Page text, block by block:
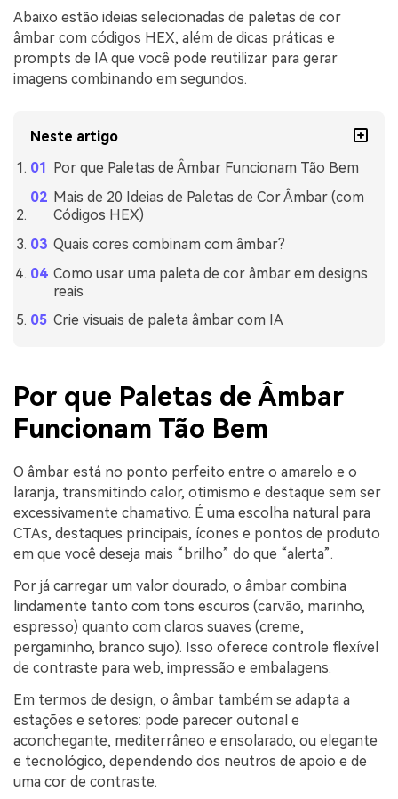
Abaixo estão ideias selecionadas de paletas de cor
âmbar com códigos HEX, além de dicas práticas e
prompts de IA que você pode reutilizar para gerar
imagens combinando em segundos.
Neste artigo
Por que Paletas de Âmbar Funcionam Tão Bem
Mais de 20 Ideias de Paletas de Cor Âmbar (com
Códigos HEX)
Quais cores combinam com âmbar?
Como usar uma paleta de cor âmbar em designs
reais
Crie visuais de paleta âmbar com IA
Por que Paletas de Âmbar
Funcionam Tão Bem
O âmbar está no ponto perfeito entre o amarelo e o
laranja, transmitindo calor, otimismo e destaque sem ser
excessivamente chamativo. É uma escolha natural para
CTAs, destaques principais, ícones e pontos de produto
em que você deseja mais “brilho” do que “alerta”.
Por já carregar um valor dourado, o âmbar combina
lindamente tanto com tons escuros (carvão, marinho,
espresso) quanto com claros suaves (creme,
pergaminho, branco sujo). Isso oferece controle flexível
de contraste para web, impressão e embalagens.
Em termos de design, o âmbar também se adapta a
estações e setores: pode parecer outonal e
aconchegante, mediterrâneo e ensolarado, ou elegante
e tecnológico, dependendo dos neutros de apoio e de
uma cor de contraste.